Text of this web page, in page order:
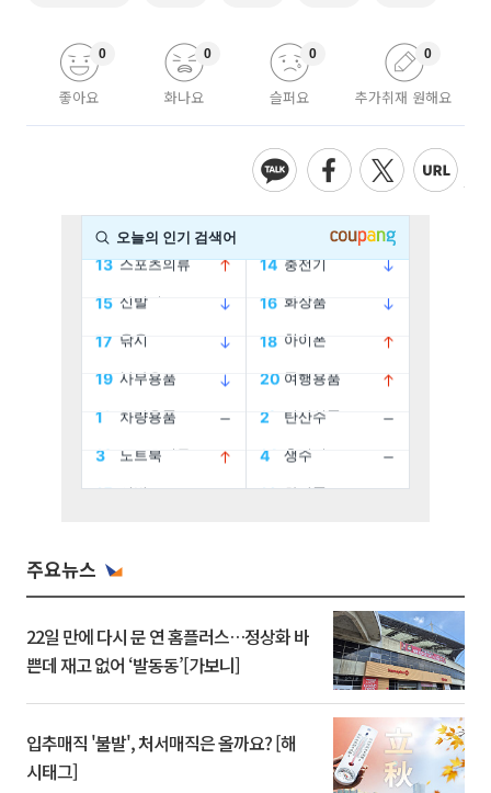
좋아요
0
화나요
0
슬퍼요
0
추가취재 원해요
0
주요뉴스
22일 만에 다시 문 연 홈플러스…정상화 바
쁜데 재고 없어 ‘발동동’[가보니]
입추매직 '불발', 처서매직은 올까요? [해
시태그]